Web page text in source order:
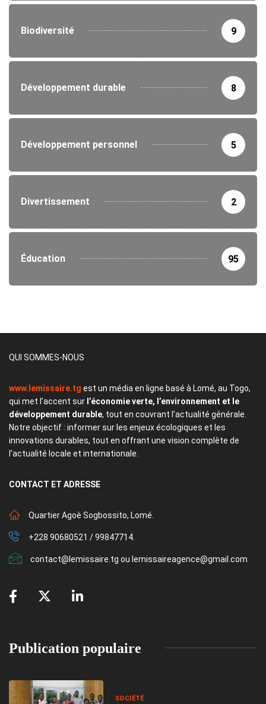
Biodiversité 9
Développement durable 8
Développement personnel 5
Divertissement 2
Éducation 95
QUI SOMMES-NOUS
www.lemissaire.tg est un média en ligne basé à Lomé, au Togo,
qui met l’accent sur l’économie verte, l’environnement et le
développement durable, tout en couvrant l’actualité générale.
Notre objectif : informer sur les enjeux écologiques et les
innovations durables, tout en offrant une vision complète de
l’actualité locale et internationale.
CONTACT ET ADRESSE
Quartier Agoè Sogbossito, Lomé.
+228 90680521 / 99847714.
contact@lemissaire.tg ou lemissaireagence@gmail.com
Publication populaire
SOCIÉTÉ